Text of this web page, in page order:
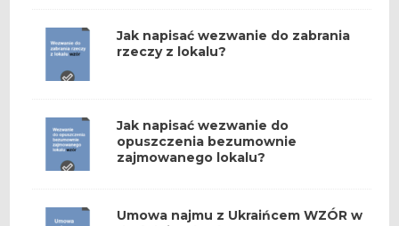
Jak napisać wezwanie do zabrania
rzeczy z lokalu?
Jak napisać wezwanie do
opuszczenia bezumownie
zajmowanego lokalu?
Umowa najmu z Ukraińcem WZÓR w